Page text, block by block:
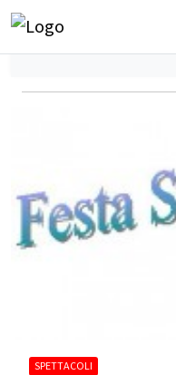
SPETTACOLI